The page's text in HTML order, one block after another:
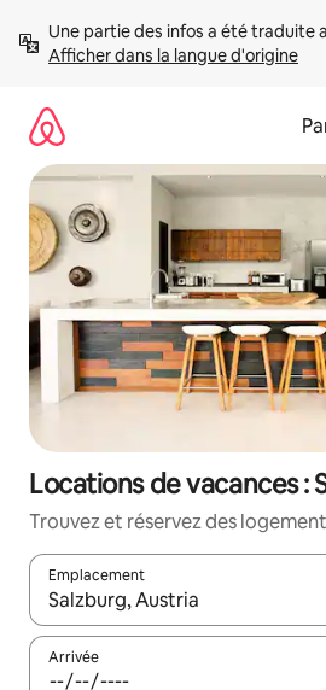
directement
Afficher dans la langue d'origine
Locations de vacances :
Trouvez et réservez des
Emplacement
Quand les résultats sont affichés,
Arrivée